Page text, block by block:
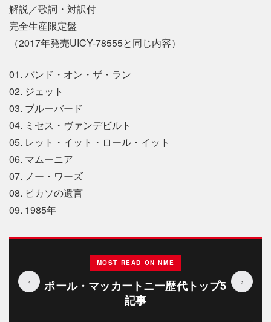
解説／歌詞・対訳付
完全生産限定盤
（2017年発売UICY-78555と同じ内容）
01. バンド・オン・ザ・ラン
02. ジェット
03. ブルーバード
04. ミセス・ヴァンデビルト
05. レット・イット・ロール・イット
06. マムーニア
07. ノー・ワーズ
08. ピカソの遺言
09. 1985年
‹
MOST READ ON NME
ポール・マッカートニー歴代トップ5
記事
›